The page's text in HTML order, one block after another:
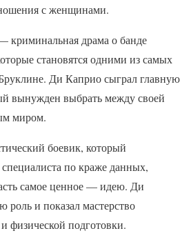
с женщинами.
криминальная драма о банде
становятся одними из самых
Ди Каприо сыграл главную
вынужден выбрать между своей
миром.
боевик, который
по краже данных,
самое ценное — идею. Ди
роль и показал мастерство
и физической подготовки.